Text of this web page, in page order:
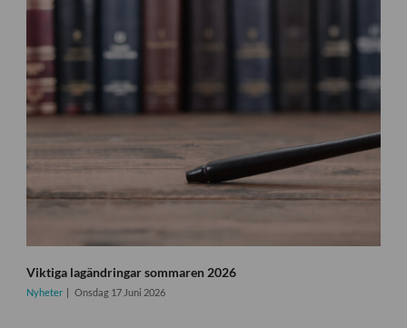
Viktiga lagändringar sommaren 2026
Nyheter Onsdag 17 Juni 2026